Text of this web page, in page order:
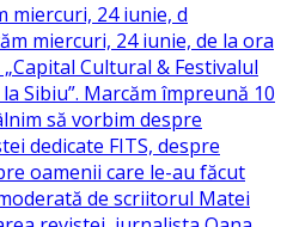
miercuri, 24 iunie, d